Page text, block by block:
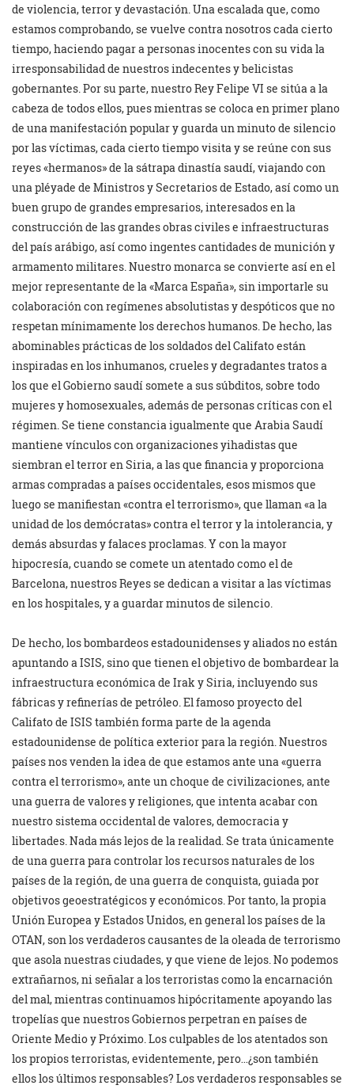
de violencia, terror y devastación. Una escalada que, como
estamos comprobando, se vuelve contra nosotros cada cierto
tiempo, haciendo pagar a personas inocentes con su vida la
irresponsabilidad de nuestros indecentes y belicistas
gobernantes. Por su parte, nuestro Rey Felipe VI se sitúa a la
cabeza de todos ellos, pues mientras se coloca en primer plano
de una manifestación popular y guarda un minuto de silencio
por las víctimas, cada cierto tiempo visita y se reúne con sus
reyes «hermanos» de la sátrapa dinastía saudí, viajando con
una pléyade de Ministros y Secretarios de Estado, así como un
buen grupo de grandes empresarios, interesados en la
construcción de las grandes obras civiles e infraestructuras
del país arábigo, así como ingentes cantidades de munición y
armamento militares. Nuestro monarca se convierte así en el
mejor representante de la «Marca España», sin importarle su
colaboración con regímenes absolutistas y despóticos que no
respetan mínimamente los derechos humanos. De hecho, las
abominables prácticas de los soldados del Califato están
inspiradas en los inhumanos, crueles y degradantes tratos a
los que el Gobierno saudí somete a sus súbditos, sobre todo
mujeres y homosexuales, además de personas críticas con el
régimen. Se tiene constancia igualmente que Arabia Saudí
mantiene vínculos con organizaciones yihadistas que
siembran el terror en Siria, a las que financia y proporciona
armas compradas a países occidentales, esos mismos que
luego se manifiestan «contra el terrorismo», que llaman «a la
unidad de los demócratas» contra el terror y la intolerancia, y
demás absurdas y falaces proclamas. Y con la mayor
hipocresía, cuando se comete un atentado como el de
Barcelona, nuestros Reyes se dedican a visitar a las víctimas
en los hospitales, y a guardar minutos de silencio.
De hecho, los bombardeos estadounidenses y aliados no están
apuntando a ISIS, sino que tienen el objetivo de bombardear la
infraestructura económica de Irak y Siria, incluyendo sus
fábricas y refinerías de petróleo. El famoso proyecto del
Califato de ISIS también forma parte de la agenda
estadounidense de política exterior para la región. Nuestros
países nos venden la idea de que estamos ante una «guerra
contra el terrorismo», ante un choque de civilizaciones, ante
una guerra de valores y religiones, que intenta acabar con
nuestro sistema occidental de valores, democracia y
libertades. Nada más lejos de la realidad. Se trata únicamente
de una guerra para controlar los recursos naturales de los
países de la región, de una guerra de conquista, guiada por
objetivos geoestratégicos y económicos. Por tanto, la propia
Unión Europea y Estados Unidos, en general los países de la
OTAN, son los verdaderos causantes de la oleada de terrorismo
que asola nuestras ciudades, y que viene de lejos. No podemos
extrañarnos, ni señalar a los terroristas como la encarnación
del mal, mientras continuamos hipócritamente apoyando las
tropelías que nuestros Gobiernos perpetran en países de
Oriente Medio y Próximo. Los culpables de los atentados son
los propios terroristas, evidentemente, pero…¿son también
ellos los últimos responsables? Los verdaderos responsables se